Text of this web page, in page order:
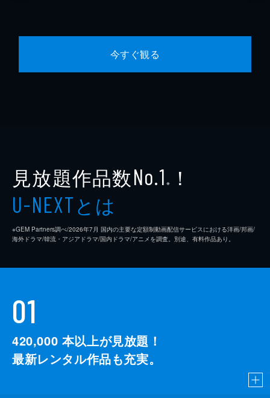
今すぐ観る
見放題作品数No.1 ※ ！
U-NEXTとは
※GEM Partners調べ/2026年7⽉ 国内の主要な定額制動画配信サービスにおける洋画/邦画/
海外ドラマ/韓流・アジアドラマ/国内ドラマ/アニメを調査。別途、有料作品あり。
01
420,000 本以上が見放題！
最新レンタル作品も充実。